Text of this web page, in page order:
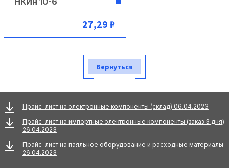
27,29 ₽
Вернуться
Прайс-лист на электронные компоненты (склад) 06.04.2023
Прайс-лист на импортные электронные компоненты (заказ 3 дня)
26.04.2023
Прайс-лист на паяльное оборудование и расходные материалы
26.04.2023